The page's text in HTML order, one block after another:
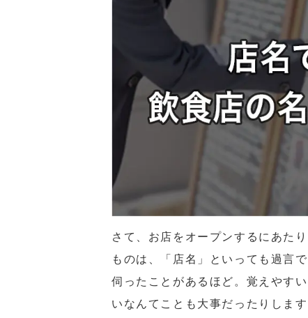
さて、お店をオープンするにあた
ものは、「店名」といっても過言
伺ったことがあるほど。覚えやす
いなんてことも大事だったりしま